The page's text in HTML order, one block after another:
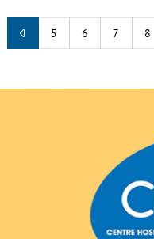
5 6 7 8